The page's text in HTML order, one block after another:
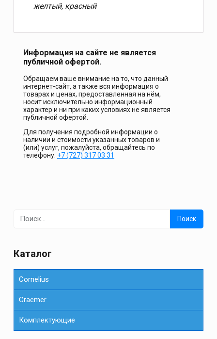
желтый, красный
Информация на сайте не является
публичной офертой.
Обращаем ваше внимание на то, что данный
интернет-сайт, а также вся информация о
товарах и ценах, предоставленная на нём,
носит исключительно информационный
характер и ни при каких условиях не является
публичной офертой.
Для получения подробной информации о
наличии и стоимости указанных товаров и
(или) услуг, пожалуйста, обращайтесь по
телефону. +7 (727) 317 03 31
Каталог
Cornelius
Сraemer
Комплектующие